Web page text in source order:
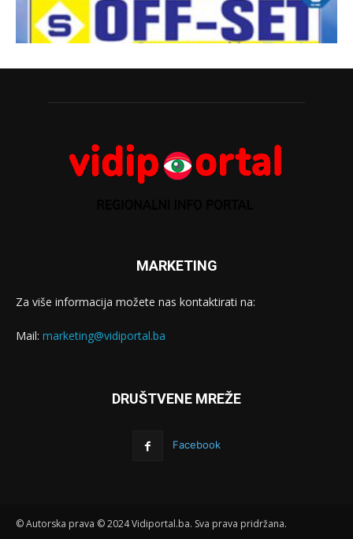
MARKETING
Za više informacija možete nas kontaktirati na:
Mail: marketing@vidiportal.ba
DRUŠTVENE MREŽE
Facebook
© Autorska prava © 2024 Vidiportal.ba. Sva prava pridržana.